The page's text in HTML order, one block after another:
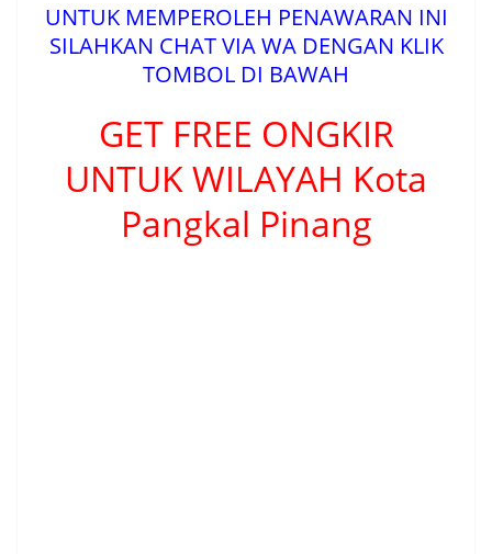
UNTUK MEMPEROLEH PENAWARAN INI
SILAHKAN CHAT VIA WA DENGAN KLIK
TOMBOL DI BAWAH
GET FREE ONGKIR
UNTUK WILAYAH Kota
Pangkal Pinang